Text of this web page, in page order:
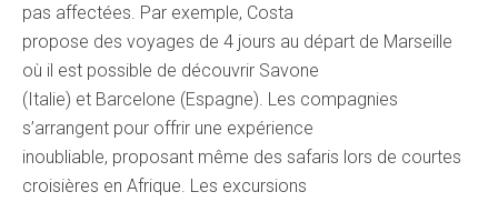
pas affectées. Par exemple, Costa
propose des voyages de 4 jours au départ de Marseille
où il est possible de découvrir Savone
(Italie) et Barcelone (Espagne). Les compagnies
s’arrangent pour offrir une expérience
inoubliable, proposant même des safaris lors de courtes
croisières en Afrique. Les excursions